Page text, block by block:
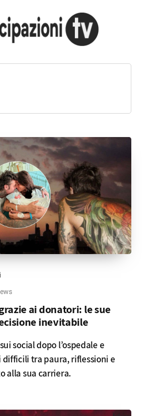
ai donatori: le sue
inevitabile
social dopo l’ospedale e
tra paura, riflessioni e
alla sua carriera.